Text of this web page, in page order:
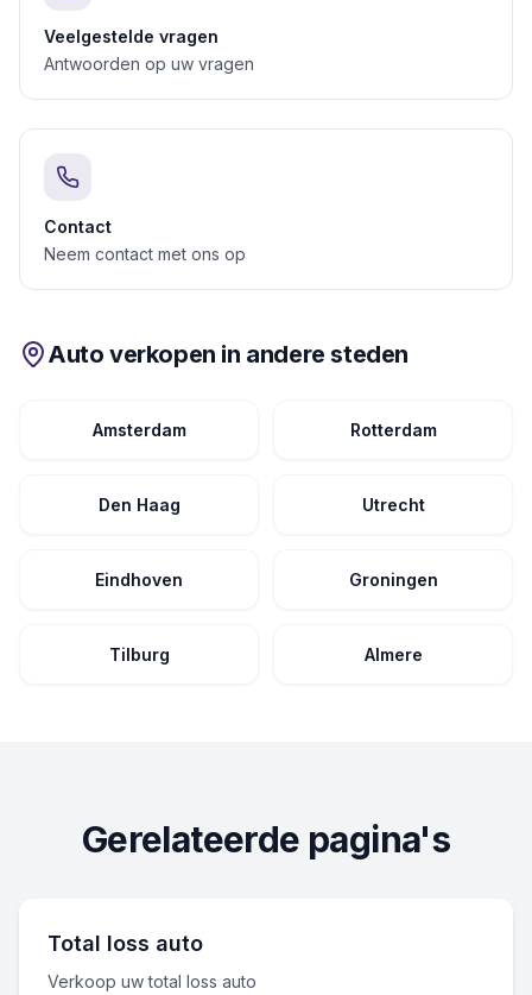
Veelgestelde vragen
Antwoorden op uw vragen
Contact
Neem contact met ons op
Auto verkopen in andere steden
Amsterdam Rotterdam
Den Haag Utrecht
Eindhoven Groningen
Tilburg Almere
Gerelateerde pagina's
Total loss auto
Verkoop uw total loss auto